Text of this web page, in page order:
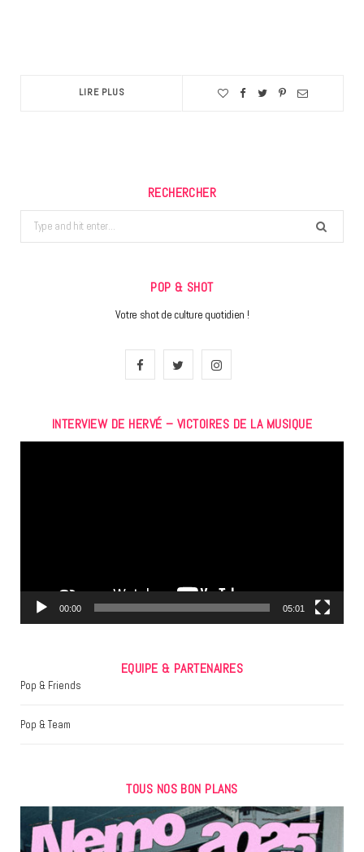
LIRE PLUS
RECHERCHER
Search
for:
POP & SHOT
Votre shot de culture quotidien !
F
c
i
I
s
m
INTERVIEW DE HERVÉ – VICTOIRES DE LA MUSIQUE
00:00 05:01
EQUIPE & PARTENAIRES
Pop & Friends
Pop & Team
TOUS NOS BON PLANS